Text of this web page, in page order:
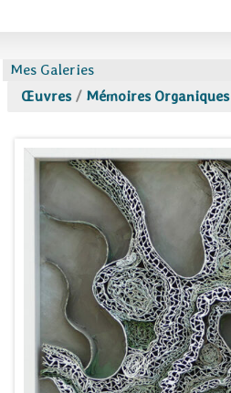
Mes Galeries
Œuvres / Mémoires Organiques